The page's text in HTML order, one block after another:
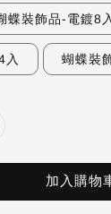
蝶裝飾品-電鍍8入
入 蝴蝶裝
加入購物